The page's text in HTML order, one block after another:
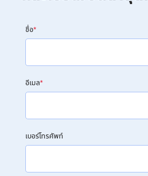
ชื่อ*
อีเมล*
เบอร์โทรศัพท์